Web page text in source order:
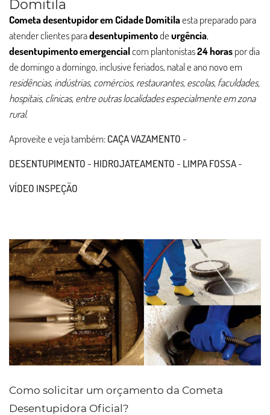
Domitila
Cometa desentupidor em Cidade Domitilaesta preparado para
atender clientes paradesentupimentodeurgência,
desentupimentoemergencialcom plantonistas24 horaspor dia
de domingo a domingo, inclusive feriados, natal e ano novo em
residências, indústrias, comércios, restaurantes, escolas, faculdades,
hospitais, clinicas, entre outras localidades especialmente em zona
rural.
Aproveite e veja também:CAÇA VAZAMENTO -
DESENTUPIMENTO - HIDROJATEAMENTO - LIMPA FOSSA-
VÍDEO INSPEÇÃO
Como solicitar um orçamento da Cometa
Desentupidora Oficial?